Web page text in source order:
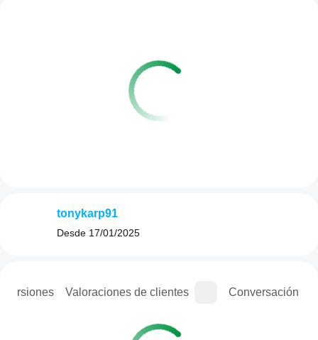
versiones Valoraciones de clientes Conversación
tonykarp91
Desde 17/01/2025